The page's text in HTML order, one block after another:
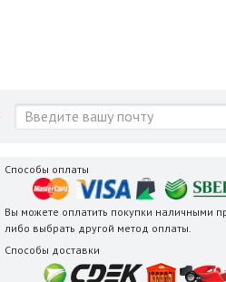
Способы оплаты
Вы можете оплатить покупки наличными
либо выбрать другой метод оплаты.
Способы доставки